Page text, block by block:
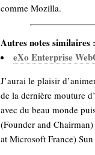
comme Mozilla.
Autres notes similaires :
eXo Enterprise
J’aurai le plaisir
de la dernière mouture
avec du beau monde
(Founder and
at Microsoft France)